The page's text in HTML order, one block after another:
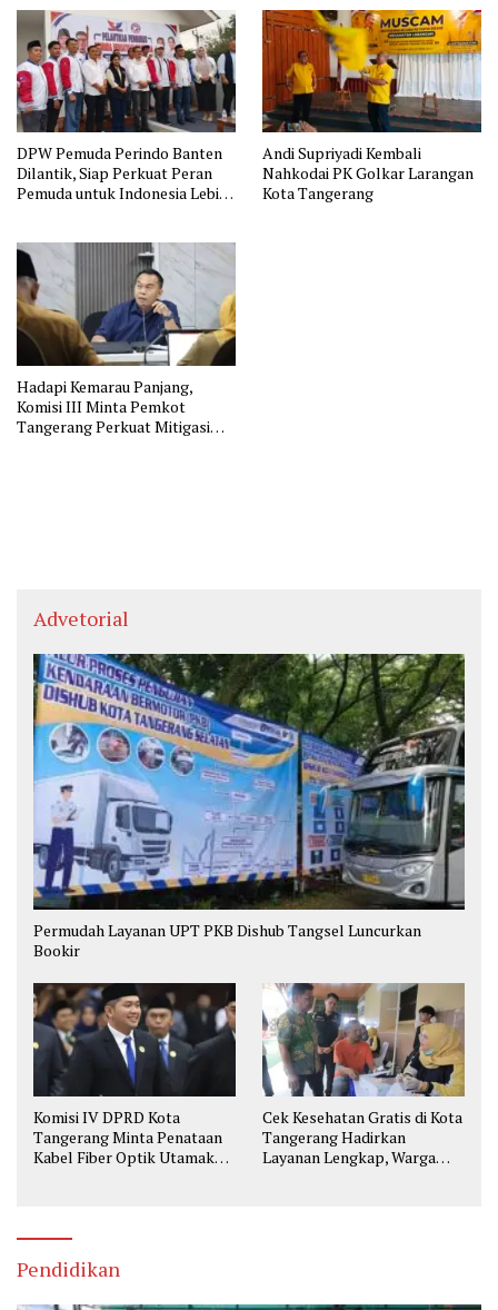
DPW Pemuda Perindo Banten
Dilantik, Siap Perkuat Peran
Pemuda untuk Indonesia Lebih
Andi Supriyadi Kembali
Nahkodai PK Golkar Larangan
Kota Tangerang
Hadapi Kemarau Panjang,
Komisi III Minta Pemkot
Tangerang Perkuat Mitigasi
Advetorial
Permudah Layanan UPT PKB Dishub Tangsel Luncurkan
Bookir
Komisi IV DPRD Kota
Tangerang Minta Penataan
Kabel Fiber Optik Utamakan
Cek Kesehatan Gratis di Kota
Tangerang Hadirkan
Layanan Lengkap, Warga
Pendidikan